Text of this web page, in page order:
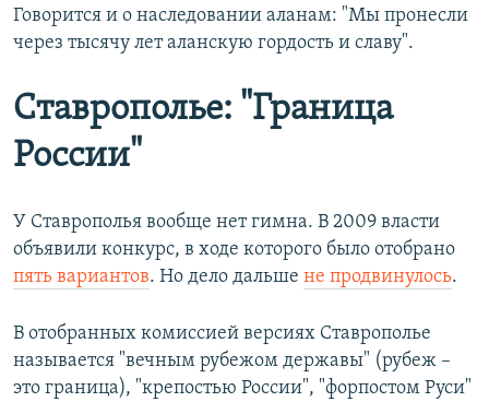
Говорится и о наследовании аланам: "Мы пронесли
через тысячу лет аланскую гордость и славу".
Ставрополье: "Граница
России"
У Ставрополья вообще нет гимна. В 2009 власти
объявили конкурс, в ходе которого было отобрано
пять вариантов. Но дело дальше не продвинулось.
В отобранных комиссией версиях Ставрополье
называется "вечным рубежом державы" (рубеж –
это граница), "крепостью России", "форпостом Руси"